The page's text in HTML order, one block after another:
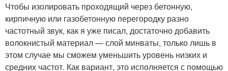
Чтобы изолировать проходящий через бетонную,
кирпичную или газобетонную перегородку разно
частотный звук, как я уже писал, достаточно добавить
волокнистый материал — слой минваты, только лишь в
этом случае мы сможем уменьшить уровень низких и
средних частот. Как вариант, это исполняется с помощью